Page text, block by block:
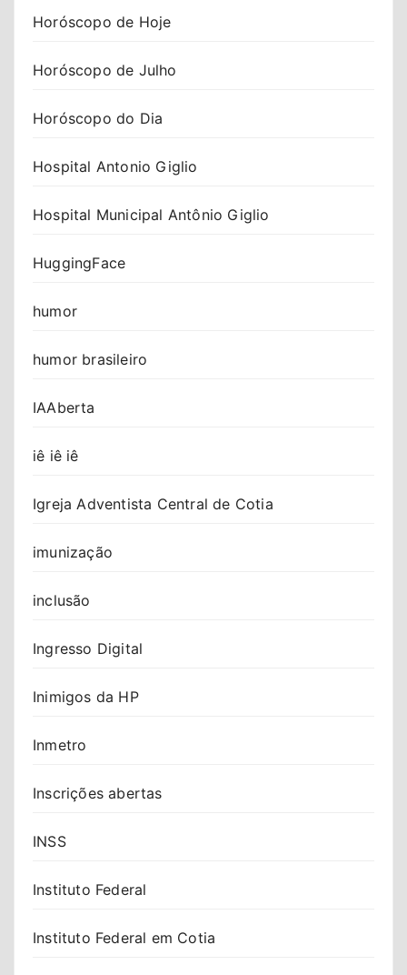
Horóscopo de Hoje
Horóscopo de Julho
Horóscopo do Dia
Hospital Antonio Giglio
Hospital Municipal Antônio Giglio
HuggingFace
humor
humor brasileiro
IAAberta
iê iê iê
Igreja Adventista Central de Cotia
imunização
inclusão
Ingresso Digital
Inimigos da HP
Inmetro
Inscrições abertas
INSS
Instituto Federal
Instituto Federal em Cotia